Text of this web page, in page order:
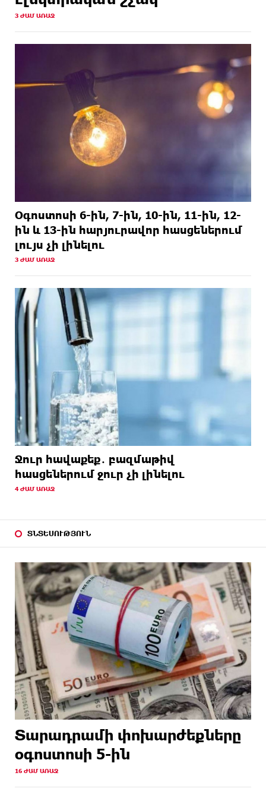
15 ԺԱՄ
Կոտայքի մարզում բшխվել են «ԳԱԶ 53»-ն ու
3 ԺԱՄ ԱՌԱՋ
Օգոստոսի 6-ին, 7-ին, 10-ին, 11-ին, 12-
ին և 13-ին հարյուրավոր հասցեներում
լույս չի լինելու
3 ԺԱՄ ԱՌԱՋ
Ջուր հավաքեք․ բազմաթիվ
հասցեներում ջուր չի լինելու
4 ԺԱՄ ԱՌԱՋ
ՏՆՏԵՍՈՒԹՅՈՒՆ
Տարադրամի փոխարժեքները
օգոստոսի 5-ին
16 ԺԱՄ ԱՌԱՋ